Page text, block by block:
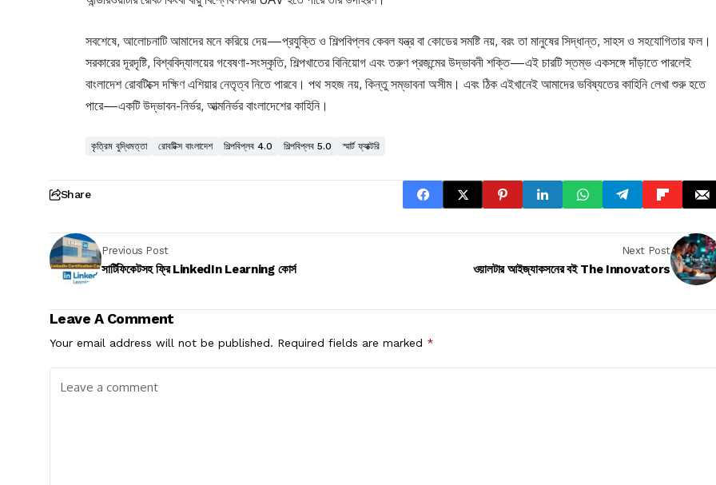
সবশেষে, আলোচনাটি আমাদের মনে করিয়ে দেয়—প্রযুক্তি ও শিল্পবিপ্লব কেবল যন্ত্র বা কোডের সমষ্টি নয়, বরং তা মানুষের সিদ্ধান্ত, সাহস ও সহযোগিতার ফল।
সরকারের দূরদৃষ্টি, বিশ্ববিদ্যালয়ের গবেষণা-সংস্কৃতি, শিল্পখাতের বিনিয়োগ এবং তরুণ প্রজন্মের উদ্ভাবনী শক্তি—এই চারটি স্তম্ভ একসঙ্গে দাঁড়াতে পারলেই
বাংলাদেশ রোবটিক্সে দক্ষিণ এশিয়ার নেতৃত্ব নিতে পারবে। পথ সহজ নয়, কিন্তু সম্ভাবনা অসীম। এবং ঠিক এইখানেই আমাদের ভবিষ্যতের কাহিনি লেখা শুরু হতে
পারে—একটি উদ্ভাবন-নির্ভর, আত্মনির্ভর বাংলাদেশের কাহিনি।
কৃত্রিম বুদ্ধিমত্তা রোবটিক্স বাংলাদেশ শিল্পবিপ্লব 4.0 শিল্পবিপ্লব 5.0 স্মার্ট ফ্যাক্টরি
Share
Previous Post
সার্টিফিকেটসহ ফ্রি LinkedIn Learning কোর্স
Next Post
ওয়ালটার আইজ্যাকসনের বই The Innovators
Leave A Comment
Your email address will not be published. Required fields are marked *